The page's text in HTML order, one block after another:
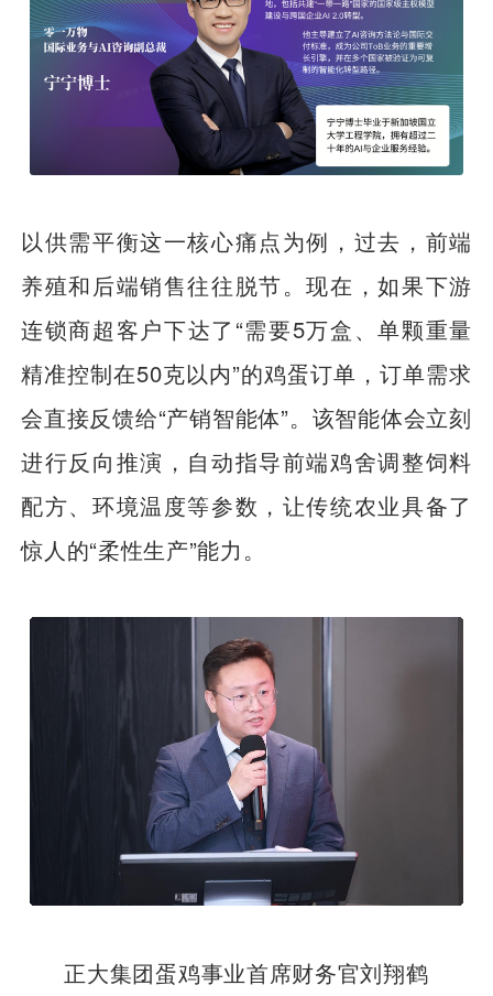
以供需平衡这一核心痛点为例，过去，前端
养殖和后端销售往往脱节。现在，如果下游
连锁商超客户下达了“需要5万盒、单颗重量
精准控制在50克以内”的鸡蛋订单，订单需求
会直接反馈给“产销智能体”。该智能体会立刻
进行反向推演，自动指导前端鸡舍调整饲料
配方、环境温度等参数，让传统农业具备了
惊人的“柔性生产”能力。
正大集团蛋鸡事业首席财务官刘翔鹤